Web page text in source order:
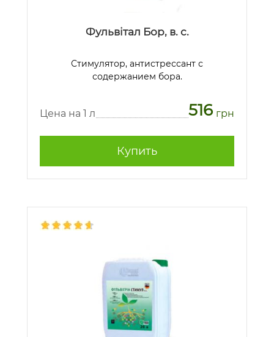
Фульвітал Бор, в. с.
Стимулятор, антистрессант с
содержанием бора.
Цена на 1 л 516 грн
Купить